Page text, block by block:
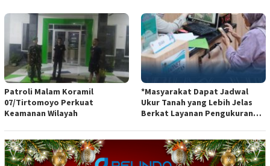
PERSONEL POLRI*
Patroli Malam Koramil
07/Tirtomoyo Perkuat
Keamanan Wilayah
*Masyarakat Dapat Jadwal
Ukur Tanah yang Lebih Jelas
Berkat Layanan Pengukuran